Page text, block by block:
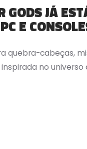
GODS JÁ
E
quebra-cabeças,
no universo